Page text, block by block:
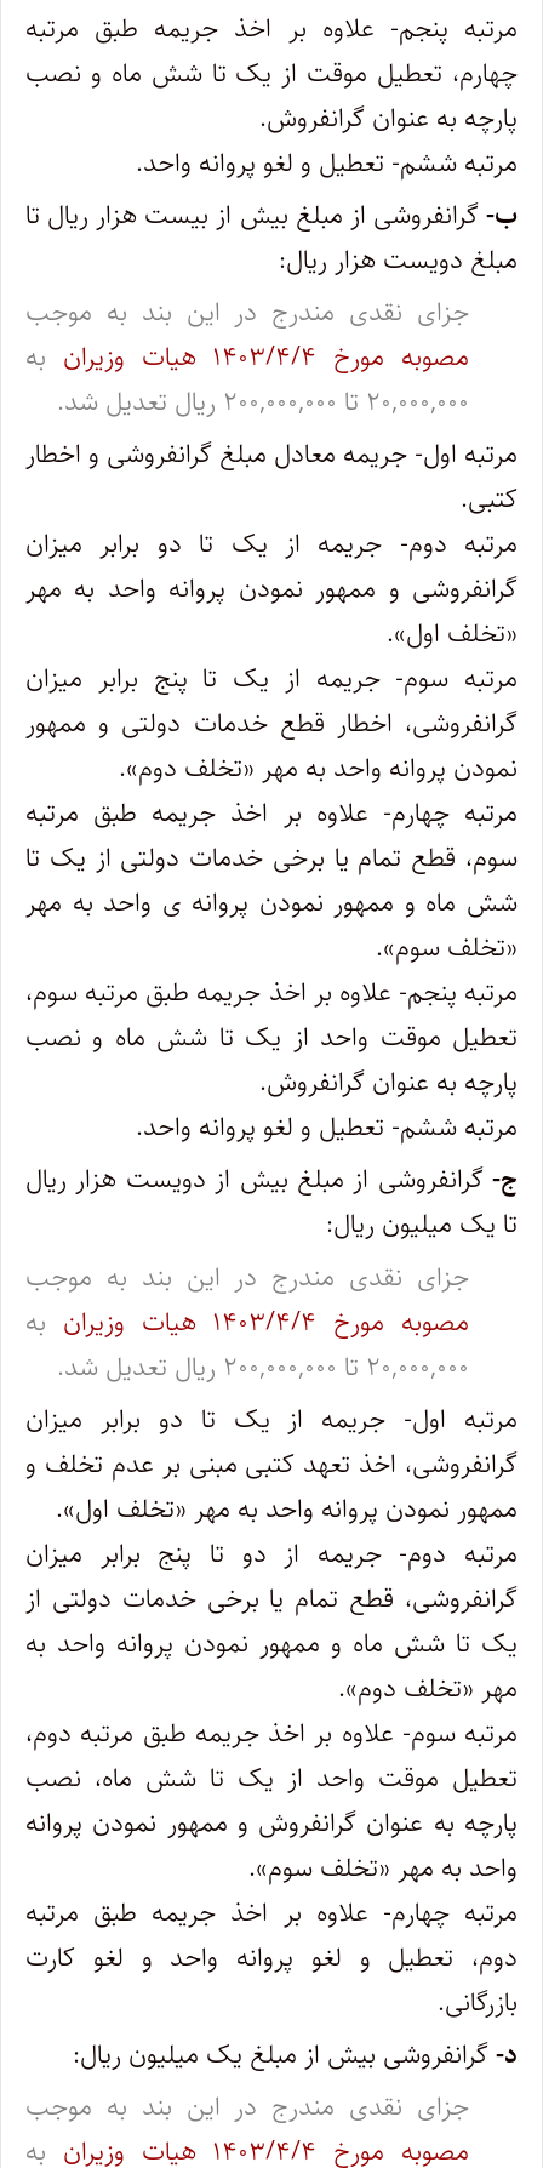
مرتبه‌ پنجم- علاوه بر اخذ جریمه طبق مرتبه‌
چهارم، تعطیل موقت از یک تا شش ماه و نصب
پارچه به عنوان گرانفروش.
مرتبه ششم- تعطیل و لغو پروانه واحد.
ب-گرانفروشی از مبلغ بیش از بیست هزار ریال تا
مبلغ دویست هزار ریال:
جزای نقدی مندرج در این بند به موجب
مصوبه مورخ ۱۴۰۳/۴/۴ هیات وزیران
به
۲۰,۰۰۰,۰۰۰ تا ۲۰۰,۰۰۰,۰۰۰ ریال تعدیل شد.
مرتبه‌ اول- جریمه معادل مبلغ گرانفروشی و اخطار
کتبی.
مرتبه دوم- جریمه از یک تا دو برابر میزان
گرانفروشی و ممهور نمودن پروانه واحد به مهر
«تخلف اول».
مرتبه‌ سوم- جریمه از یک تا پنج برابر میزان
گرانفروشی، اخطار قطع خدمات دولتی و ممهور
نمودن پروانه واحد به مهر «تخلف دوم».
مرتبه‌ چهارم- علاوه بر اخذ جریمه طبق مرتبه
سوم، قطع تمام یا برخی خدمات دولتی از یک تا
شش ماه و ممهور نمودن پروانه ی واحد به مهر
«تخلف‌ سوم».
مرتبه پنجم- علاوه بر اخذ جریمه طبق مرتبه سوم،
تعطیل موقت واحد از یک تا شش ماه و نصب
پارچه به عنوان گرانفروش.
مرتبه ششم- تعطیل و لغو پروانه واحد.
ج- گرانفروشی از مبلغ بیش از دویست هزار ریال
تا یک میلیون ریال:
جزای نقدی مندرج در این بند به موجب
مصوبه مورخ ۱۴۰۳/۴/۴ هیات وزیران
به
۲۰,۰۰۰,۰۰۰ تا ۲۰۰,۰۰۰,۰۰۰ ریال تعدیل شد.
مرتبه اول- جریمه از یک تا دو برابر میزان
گرانفروشی، اخذ تعهد کتبی مبنی بر عدم تخلف و
ممهور نمودن پروانه واحد به مهر «تخلف اول».
مرتبه دوم- جریمه از دو تا پنج برابر میزان
گرانفروشی، قطع تمام یا برخی خدمات دولتی از
یک تا شش ماه و ممهور نمودن پروانه واحد به
مهر «تخلف دوم».
مرتبه سوم- علاوه بر اخذ جریمه طبق مرتبه دوم،
تعطیل موقت واحد از یک تا شش ماه، نصب
پارچه به عنوان گرانفروش و ممهور نمودن پروانه
‌واحد به مهر «تخلف سوم».
مرتبه چهارم- علاوه بر اخذ جریمه طبق مرتبه
دوم، تعطیل و لغو پروانه واحد و لغو کارت
بازرگانی.
د-گرانفروشی بیش از مبلغ یک میلیون ریال:
جزای نقدی مندرج در این بند به موجب
مصوبه مورخ ۱۴۰۳/۴/۴ هیات وزیران
به